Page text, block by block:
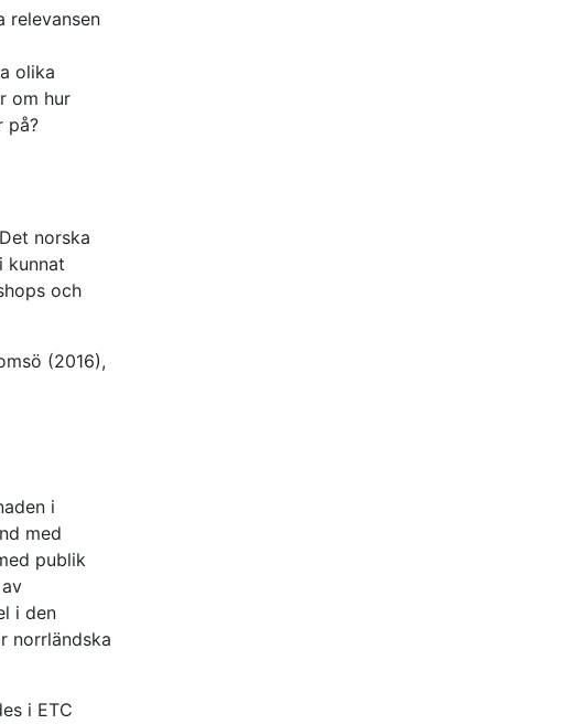
relevansen
olika
om hur
på?
norska
kunnat
och
(2016),
i
med
publik
i den
norrländska
i ETC